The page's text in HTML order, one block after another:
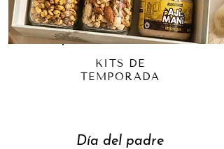
KITS DE
TEMPORADA
​Día del padre